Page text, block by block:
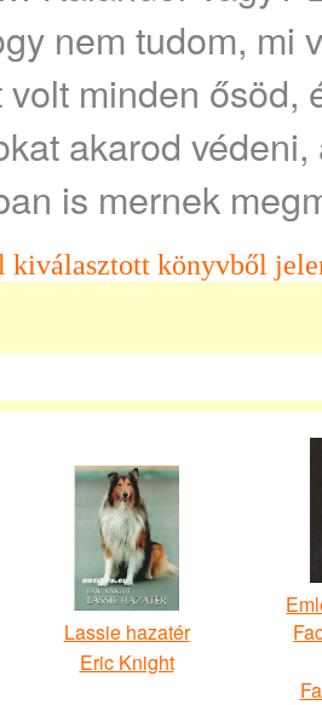
nem tudom, mi
minden ősöd,
akarod
is mernek
kiválasztott könyvből
Lassie hazatér
Eric Knight